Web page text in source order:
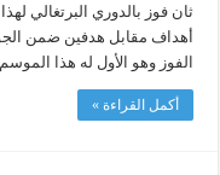
ثان فوز بالدوري البرتغالي
أهداف مقابل هدفين ضمن
الفوز وهو الأول له هذا
أكمل القراءة »